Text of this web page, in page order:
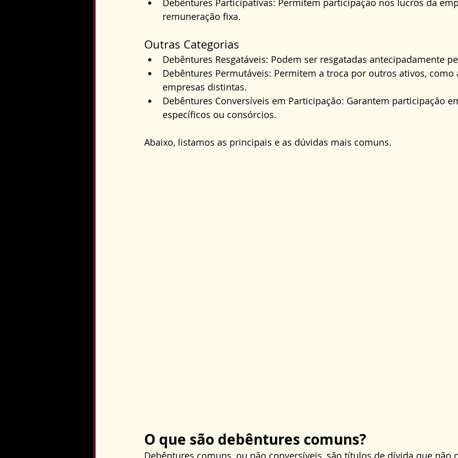
Debêntures Participativas: Permitem participação nos lucros da
remuneração fixa.
Outras Categorias
Debêntures Resgatáveis: Podem ser resgatadas antecipadamente
Debêntures Permutáveis: Permitem a troca por outros ativos, como
empresas distintas.
Debêntures Conversíveis em Participação: Garantem participação
específicos ou consórcios.
Abaixo, listamos as principais e as dúvidas mais comuns.
O que são debêntures comuns?
Debêntures comuns, ou não conversíveis, são títulos de dívida que não